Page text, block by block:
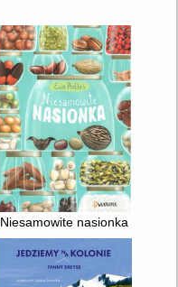
Niesamowite nasionka